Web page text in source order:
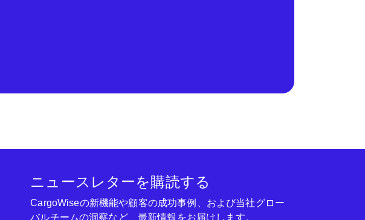
ニュースレターを購読する
CargoWiseの新機能や顧客の成功事例、および当社グロー
バルチームの洞察など、最新情報をお届けします。